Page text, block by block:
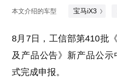
本文介绍的车型 宝马iX3
8月7日，工信部第410批
及产品公告》新产品公示
式完成申报。